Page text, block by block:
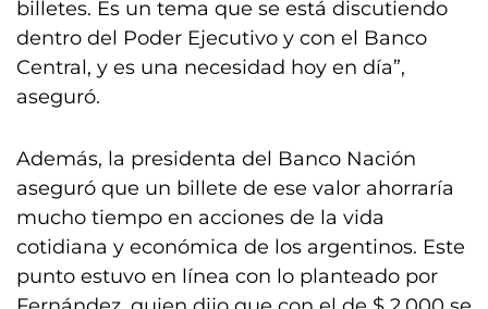
billetes. Es un tema que se está discutiendo
dentro del Poder Ejecutivo y con el Banco
Central, y es una necesidad hoy en día”,
aseguró.
Además, la presidenta del Banco Nación
aseguró que un billete de ese valor ahorraría
mucho tiempo en acciones de la vida
cotidiana y económica de los argentinos. Este
punto estuvo en línea con lo planteado por